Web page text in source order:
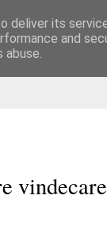
vindecare
deliver its
and